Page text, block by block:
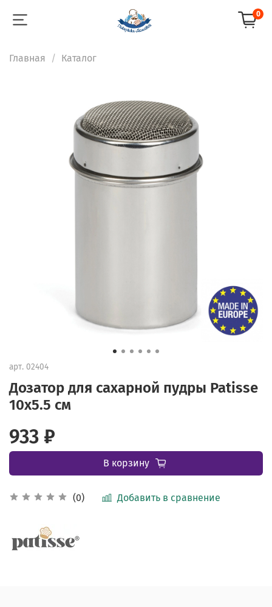
0
Главная Каталог
арт. 02404
Дозатор для сахарной пудры Patisse
10х5.5 см
(0) Добавить в сравнение
933 ₽
В корзину